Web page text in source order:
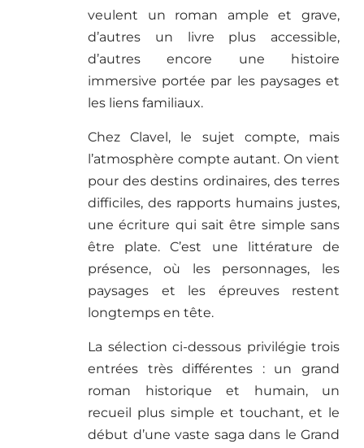
veulent un roman ample et grave,
d’autres un livre plus accessible,
d’autres encore une histoire
immersive portée par les paysages et
les liens familiaux.
Chez Clavel, le sujet compte, mais
l’atmosphère compte autant. On vient
pour des destins ordinaires, des terres
difficiles, des rapports humains justes,
une écriture qui sait être simple sans
être plate. C’est une littérature de
présence, où les personnages, les
paysages et les épreuves restent
longtemps en tête.
La sélection ci-dessous privilégie trois
entrées très différentes : un grand
roman historique et humain, un
recueil plus simple et touchant, et le
début d’une vaste saga dans le Grand